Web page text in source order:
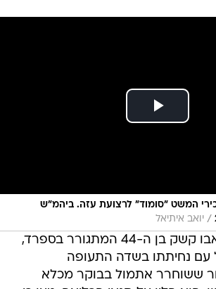
המשט "סומוד" לרצועת עזה. ביהמ"ש
/ יואב איתיאל
הפלסטיני סייף אבו קשק בן ה-44 המתגורר בספרד,
נחיתתו בשדה התעופה
ששוחרר אתמול בבוקר מכלא